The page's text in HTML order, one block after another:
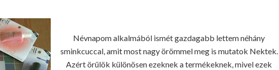
Névnapom alkalmából ismét gazdagabb lettem néhány
sminkcuccal, amit most nagy örömmel meg is mutatok Nektek.
Azért örülök különösen ezeknek a termékeknek, mivel ezek